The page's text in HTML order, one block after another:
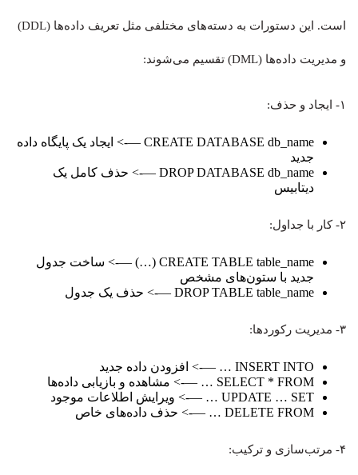
است. این دستورات به دسته‌های مختلفی مثل تعریف داده‌ها (DDL)
و مدیریت داده‌ها (DML) تقسیم می‌شوند:
۱- ایجاد و حذف:
CREATE DATABASE db_name —-> ایجاد یک پایگاه داده
جدید
DROP DATABASE db_name —-> حذف کامل یک
دیتابیس
۲- کار با جداول:
CREATE TABLE table_name (…) —-> ساخت جدول
جدید با ستون‌های مشخص
DROP TABLE table_name —-> حذف یک جدول
۳- مدیریت رکوردها:
INSERT INTO … —-> افزودن داده جدید
SELECT * FROM … —-> مشاهده و بازیابی داده‌ها
UPDATE … SET … —-> ویرایش اطلاعات موجود
DELETE FROM … —-> حذف داده‌های خاص
۴- مرتب‌سازی و ترکیب: